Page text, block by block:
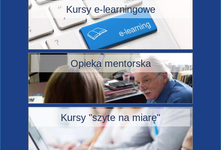
Kursy e-learningowe
Opieka mentorska
Kursy "szyte na miarę"